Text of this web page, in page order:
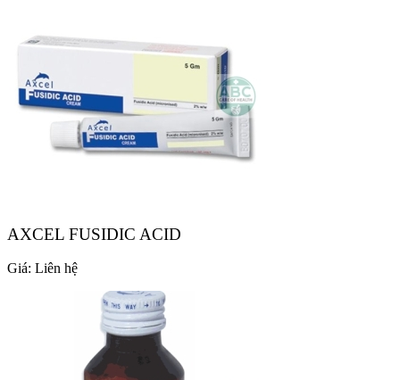
AXCEL FUSIDIC ACID
Giá: Liên hệ